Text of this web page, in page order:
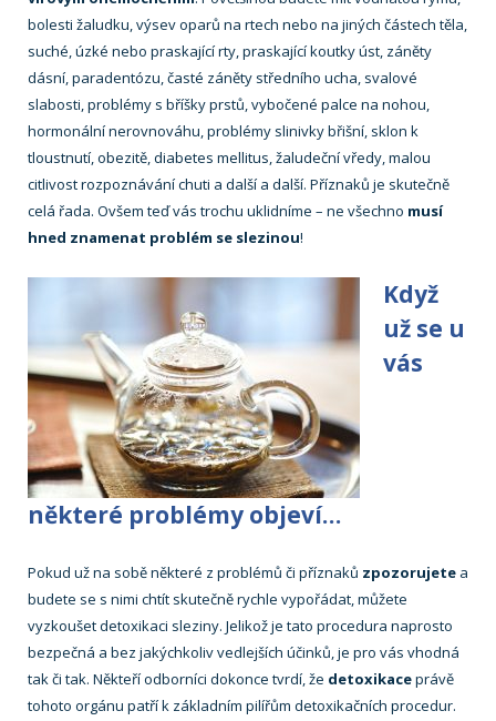
bolesti žaludku, výsev oparů na rtech nebo na jiných částech těla,
suché, úzké nebo praskající rty, praskající koutky úst, záněty
dásní, paradentózu, časté záněty středního ucha, svalové
slabosti, problémy s bříšky prstů, vybočené palce na nohou,
hormonální nerovnováhu, problémy slinivky břišní, sklon k
tloustnutí, obezitě, diabetes mellitus, žaludeční vředy, malou
citlivost rozpoznávání chuti a další a další. Příznaků je skutečně
celá řada. Ovšem teď vás trochu uklidníme – ne všechno musí
hned znamenat problém se slezinou!
Když
už se u
vás
některé problémy objeví…
Pokud už na sobě některé z problémů či příznaků zpozorujete a
budete se s nimi chtít skutečně rychle vypořádat, můžete
vyzkoušet detoxikaci sleziny. Jelikož je tato procedura naprosto
bezpečná a bez jakýchkoliv vedlejších účinků, je pro vás vhodná
tak či tak. Někteří odborníci dokonce tvrdí, že detoxikaceprávě
tohoto orgánu patří k základním pilířům detoxikačních procedur.